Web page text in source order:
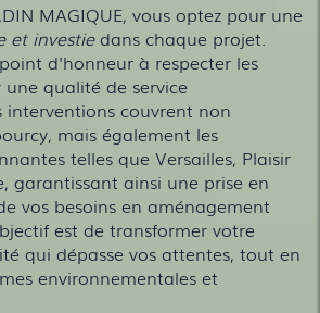
MAGIQUE, vous optez pour une
et investiedans chaque projet.
d'honneur à respecter les
qualité de service
interventions couvrent non
mais également les
telles que Versailles, Plaisir
garantissant ainsi une prise en
vos besoins en aménagement
est de transformer votre
qui dépasse vos attentes, tout en
environnementales et